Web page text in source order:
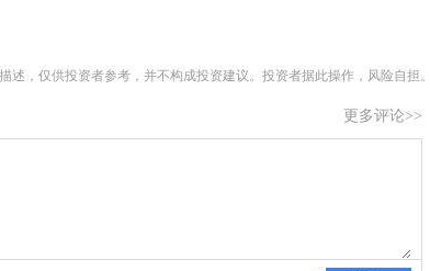
，仅供投资者参考，并不构成投资建议。投资者据此操作，风险自担。
更多评论>>